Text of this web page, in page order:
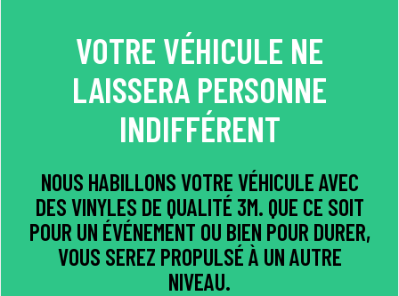
VOTRE VÉHICULE NE
LAISSERA PERSONNE
INDIFFÉRENT
NOUS HABILLONS VOTRE VÉHICULE AVEC
DES VINYLES DE QUALITÉ 3M. QUE CE SOIT
POUR UN ÉVÉNEMENT OU BIEN POUR DURER,
VOUS SEREZ PROPULSÉ À UN AUTRE
NIVEAU.